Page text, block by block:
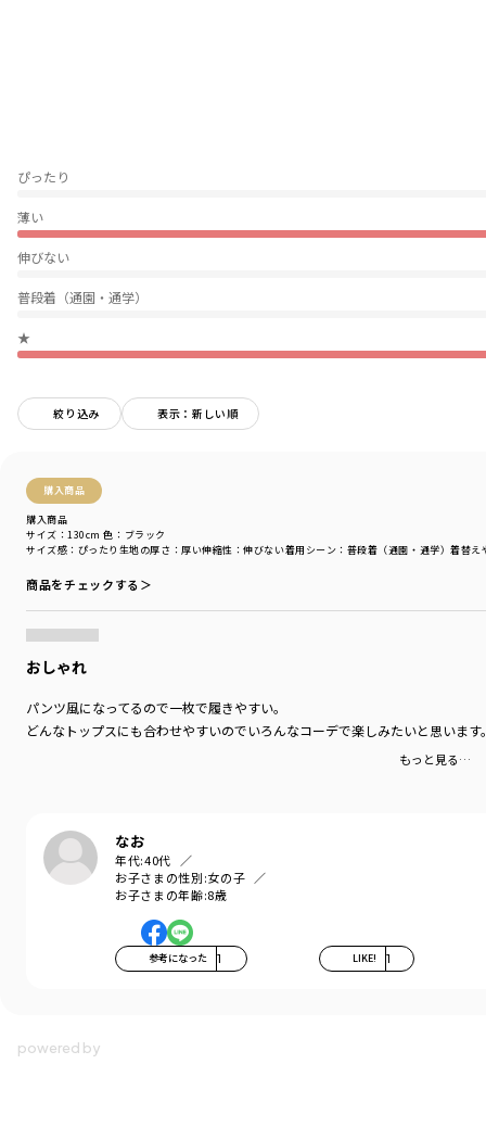
ぴったり
薄い
伸びない
普段着（通園・通学）
★
絞り込み 表示：新しい順
購入商品
購入商品
サイズ感 ：ぴったり 生地の厚さ ：厚い伸縮性 ：伸びない着用シーン ：普段着（通園・通学）着替え
サイズ：130cm 色：ブラック
商品をチェックする＞
おしゃれ
パンツ風になってるので一枚で履きやすい。
どんなトップスにも合わせやすいのでいろんなコーデで楽しみたいと思います
もっと見る…
なお
年代:40代
お子さまの性別:女の子
お子さまの年齢:8歳
参考になった 1 LIKE! 1
そんな思いを込めてブランシェスから
-----
透け感：なし
ポケット：なし
＃drc＃おとこのこ＃おんなのこ＃ボーイズ＃ガールズ
＃プチプラ＃プチプラ子供服＃子供服通販
＃お揃い＃お揃いコーデ
＃100cm＃110cm＃120cm＃130cm＃140cm＃150cm
着用イメージ/カラー：ブルー
モデル：身長107.5cm 体重16.5kg
ブランド ／DRC branshes
シーズン
カラー
商品番号
／16-6131-008